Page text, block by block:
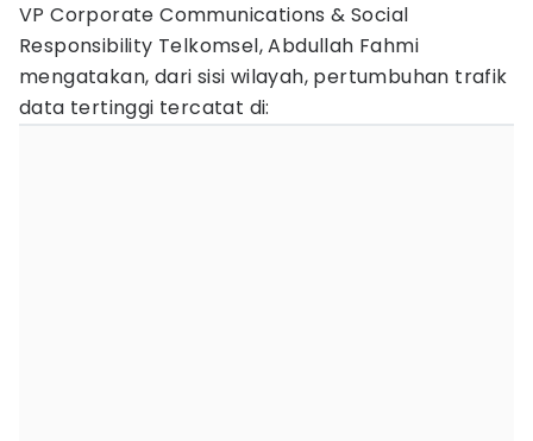
VP Corporate Communications & Social
Responsibility Telkomsel, Abdullah Fahmi
mengatakan, dari sisi wilayah, pertumbuhan trafik
data tertinggi tercatat di: